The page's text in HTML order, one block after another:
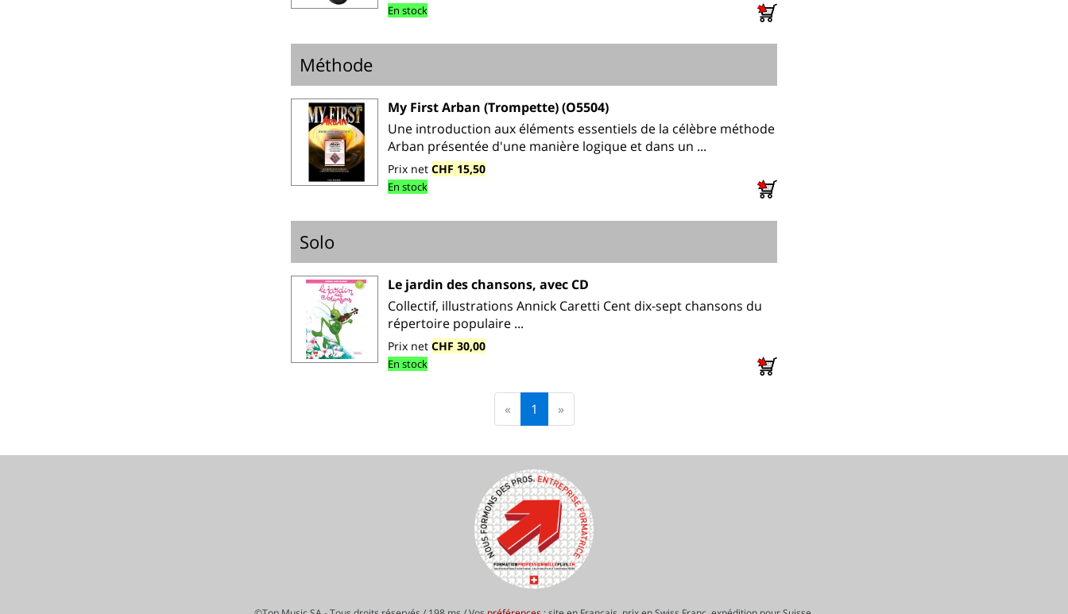
En stock
Méthode
My First Arban (Trompette) (O5504)
Une introduction aux éléments essentiels de la célèbre méthode
Arban présentée d'une manière logique et dans un ...
Prix net CHF 15,50
En stock
Solo
Le jardin des chansons, avec CD
Collectif, illustrations Annick Caretti Cent dix-sept chansons du
répertoire populaire ...
Prix net CHF 30,00
En stock
« 1 »